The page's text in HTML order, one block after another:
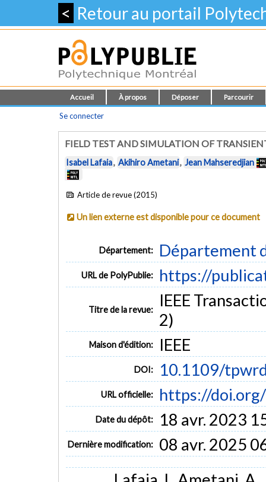
< Retour au portail
Accueil À propos Déposer Parcourir
Se connecter
FIELD TEST AND SIMULATION OF
Isabel Lafaia, Akihiro Ametani, Jean Mahseredjian
Article de revue (2015)
Un lien externe est disponible pour ce document
Département: Département
URL de PolyPublie: https://
Titre de la revue:
IEEE
2)
Maison d'édition: IEEE
DOI: 10.1109/
URL officielle: https://
Date du dépôt: 18 avr. 2023
Dernière modification: 08 avr. 2025